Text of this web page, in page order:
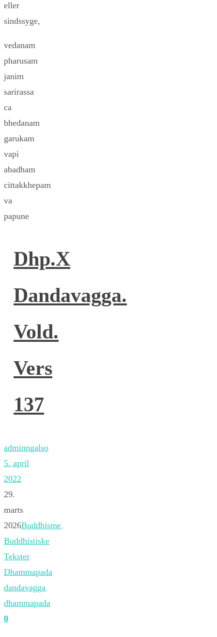
eller
sindssyge,
vedanam
pharusam
janim
sarirassa
ca
bhedanam
garukam
vapi
abadham
cittakkhepam
va
papune
Dhp.X
Dandavagga.
Vold.
Vers
137
adminngalso
5. april
2022
29.
marts
2026Buddhisme,
Buddhistiske
Tekster,
Dhammapada
dandavagga,
dhammapada
0